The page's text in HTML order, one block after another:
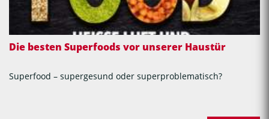
Die besten Superfoods vor unserer Haustür
Superfood – supergesund oder superproblematisch?